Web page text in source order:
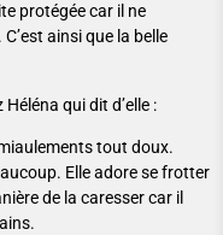
protégée car il ne
ainsi que la belle
qui dit d’elle :
tout doux.
Elle adore se frotter
de la caresser car il